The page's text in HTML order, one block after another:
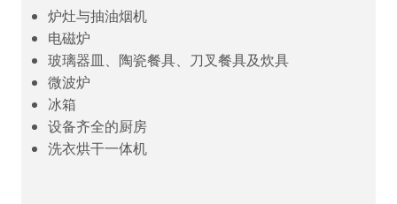
炉灶与抽油烟机
电磁炉
玻璃器皿、陶瓷餐具、刀叉餐具及炊具
微波炉
冰箱
设备齐全的厨房
洗衣烘干一体机